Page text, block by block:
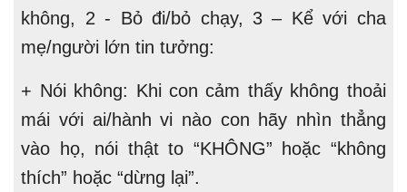
không, 2 - Bỏ đi/bỏ chạy, 3 – Kể với cha
mẹ/người lớn tin tưởng:
+ Nói không: Khi con cảm thấy không thoải
mái với ai/hành vi nào con hãy nhìn thẳng
vào họ, nói thật to “KHÔNG” hoặc “không
thích” hoặc “dừng lại”.